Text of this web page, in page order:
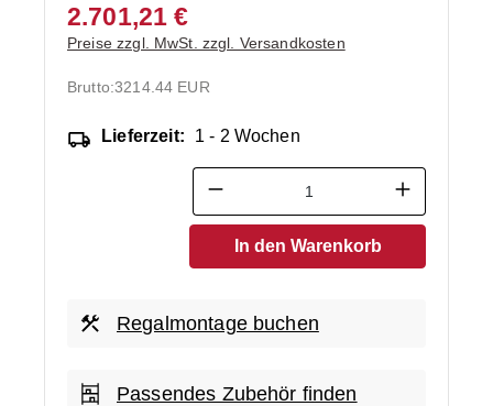
2.701,21 €
Preise zzgl. MwSt. zzgl. Versandkosten
Brutto:3214.44 EUR
Lieferzeit: 1 - 2 Wochen
Produkt Anzahl: Gib den
In den Warenkorb
Regalmontage buchen
Passendes Zubehör finden